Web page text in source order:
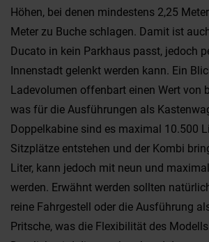
Höhen, bei denen mindestens 2,25
Meter zu Buche schlagen. Damit ist
Ducato in kein Parkhaus passt, jedoch
Innenstadt gelenkt werden kann. Ein
Ladevolumen offenbart einen Wert von
was für die Ausführungen als
Doppelkabine sind es maximal 10.500
Sitzplätze entstehen und der Kombi
Liter, kann jedoch mit neun und
werden. Erwähnt werden sollten
reine Fahrgestell oder die Ausführung
Pritsche, was die Flexibilität des